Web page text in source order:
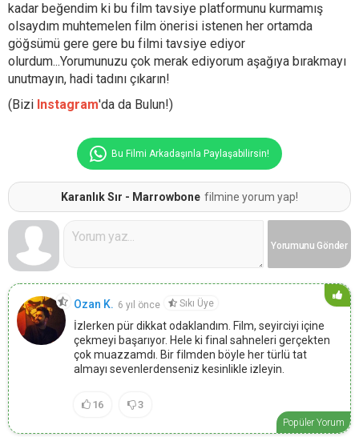
kadar beğendim ki bu film tavsiye platformunu kurmamış
olsaydım muhtemelen film önerisi istenen her ortamda
göğsümü gere gere bu filmi tavsiye ediyor
olurdum...Yorumunuzu çok merak ediyorum aşağıya bırakmayı
unutmayın, hadi tadını çıkarın!
(Bizi Instagram'da da Bulun!)
Bu Filmi Arkadaşınla Paylaşabilirsin!
Karanlık Sır - Marrowbone filmine yorum yap!
Yorumunu Gönder
Popüler Yorum
Ozan K. 6 yıl önce Sıkı Üye
İzlerken pür dikkat odaklandım. Film, seyirciyi içine
çekmeyi başarıyor. Hele ki final sahneleri gerçekten
çok muazzamdı. Bir filmden böyle her türlü tat
almayı sevenlerdenseniz kesinlikle izleyin.
16 3